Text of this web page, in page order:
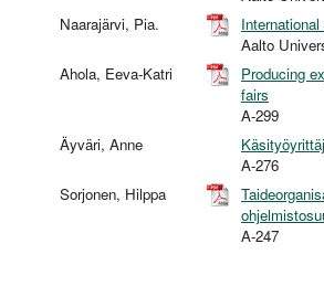
Naarajärvi, Pia.
Aalto
Ahola, Eeva-Katri
Producing
fairs
A-299
Äyväri, Anne
A-276
Sorjonen, Hilppa
A-247